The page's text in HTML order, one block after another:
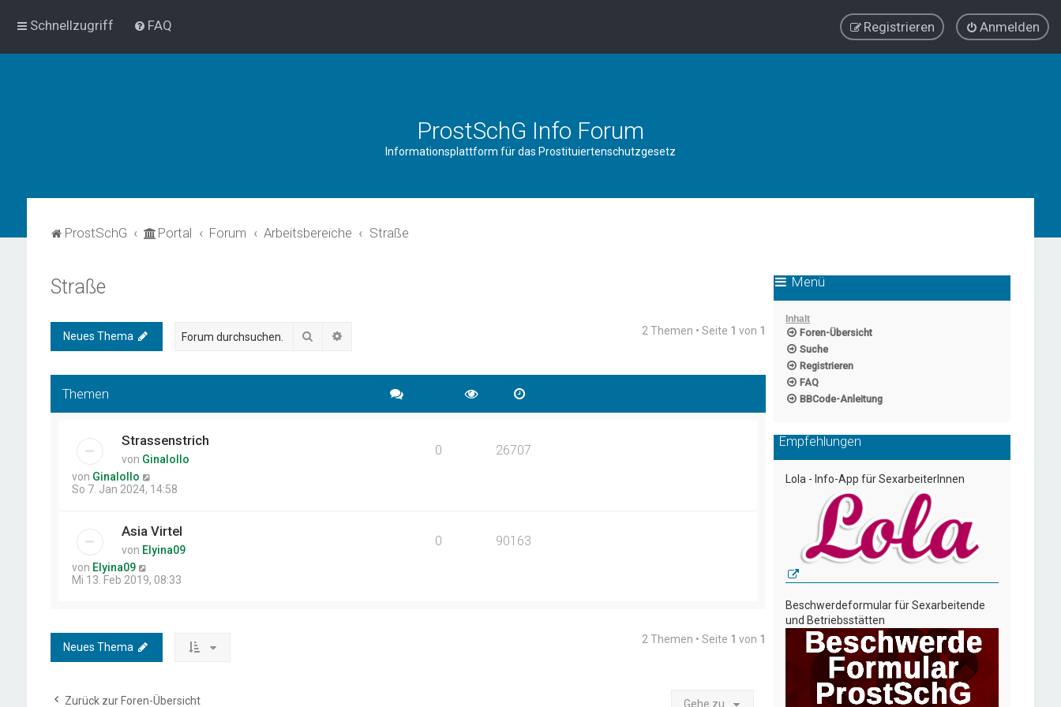
Schnellzugriff FAQ Anmelden
Registrieren
ProstSchG Info Forum
Informationsplattform für das Prostituiertenschutzgesetz
ProstSchG Portal Forum Arbeitsbereiche Straße
Straße
Neues Thema Suche 2 Themen • Seite 1 von 1
Themen
Strassenstrich
von Ginalollo
0 26707
von Ginalollo
So 7. Jan 2024, 14:58
Asia Virtel
von Elyina09
0 90163
von Elyina09
Mi 13. Feb 2019, 08:33
Neues Thema
2 Themen • Seite 1 von 1
Zurück zur Foren-Übersicht Gehe zu
Menü
Inhalt
Foren-Übersicht
Suche
Registrieren
FAQ
BBCode-Anleitung
Empfehlungen
Lola - Info-App für SexarbeiterInnen
Beschwerdeformular für Sexarbeitende
und Betriebsstätten